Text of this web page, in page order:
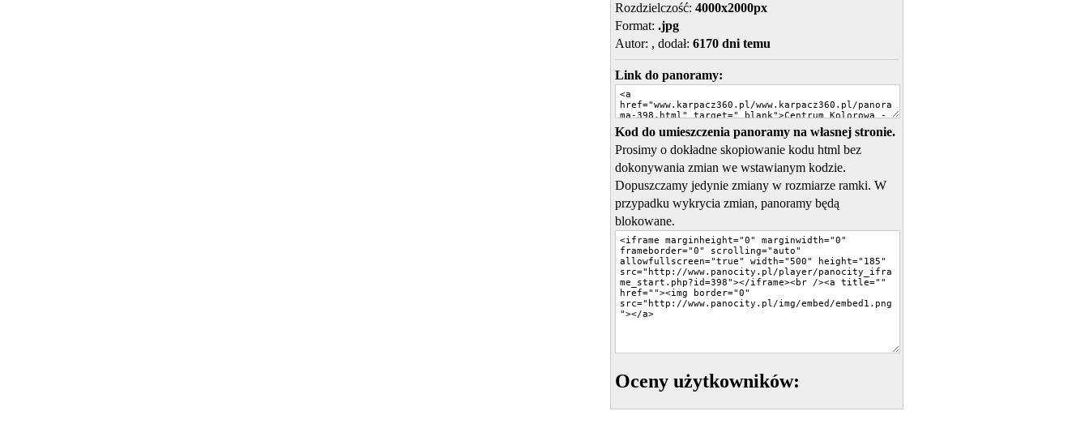
Rozdzielczość: 4000x2000px
Format: .jpg
Autor: , dodał: 6170 dni temu
Link do panoramy:
Kod do umieszczenia panoramy na własnej stronie.
Prosimy o dokładne skopiowanie kodu html bez
dokonywania zmian we wstawianym kodzie.
Dopuszczamy jedynie zmiany w rozmiarze ramki. W
przypadku wykrycia zmian, panoramy będą
blokowane.
Oceny użytkowników: